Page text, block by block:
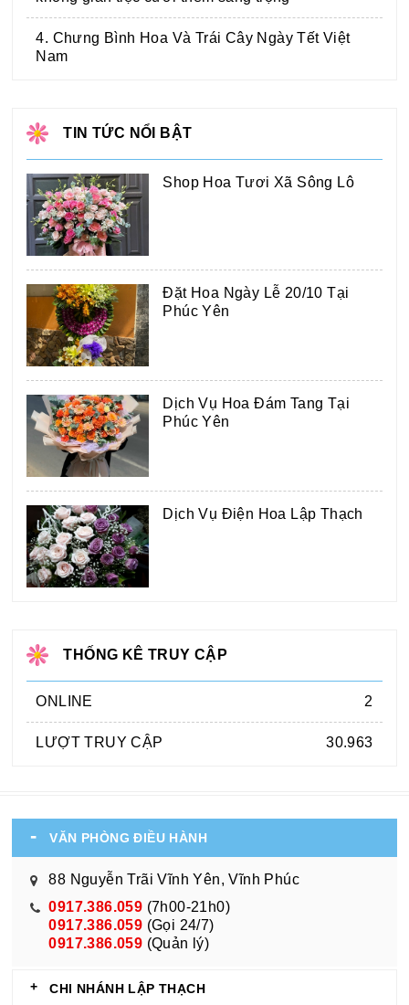
4. Chưng Bình Hoa Và Trái Cây Ngày Tết Việt
Nam
TIN TỨC NỔI BẬT
Shop Hoa Tươi Xã Sông Lô
Đặt Hoa Ngày Lễ 20/10 Tại
Phúc Yên
Dịch Vụ Hoa Đám Tang Tại
Phúc Yên
Dịch Vụ Điện Hoa Lập Thạch
THỐNG KÊ TRUY CẬP
ONLINE 2
LƯỢT TRUY CẬP 30.963
VĂN PHÒNG ĐIỀU HÀNH
88 Nguyễn Trãi Vĩnh Yên, Vĩnh Phúc
0917.386.059 (7h00-21h0)
0917.386.059 (Gọi 24/7)
0917.386.059 (Quản lý)
CHI NHÁNH LẬP THẠCH